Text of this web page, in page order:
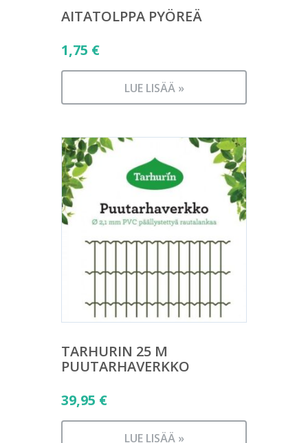
AITATOLPPA PYÖREÄ
1,75 €
LUE LISÄÄ »
TARHURIN 25 M
PUUTARHAVERKKO
39,95 €
LUE LISÄÄ »